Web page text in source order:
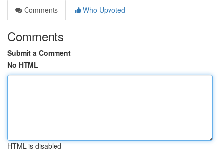
Comments
Who Upvoted
Comments
Submit a Comment
No HTML
HTML is disabled